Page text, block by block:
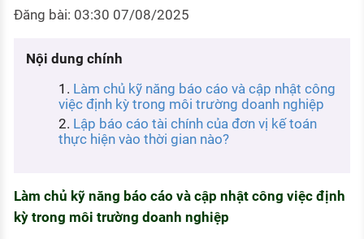
Nhà tuyển dụng hàng đầu
Hồ sơ biểu mẫu
Tử vi nghề nghiệp
Kỹ năng nghề nghiệp
Đặc trưng từng nghề
Xu hướng việc làm
Đăng bài: 03:30 07/08/2025
Nội dung chính
Làm chủ kỹ năng báo cáo và cập nhật công
việc định kỳ trong môi trường doanh nghiệp
Lập báo cáo tài chính của đơn vị kế toán
thực hiện vào thời gian nào?
Làm chủ kỹ năng báo cáo và cập nhật công việc định
kỳ trong môi trường doanh nghiệp